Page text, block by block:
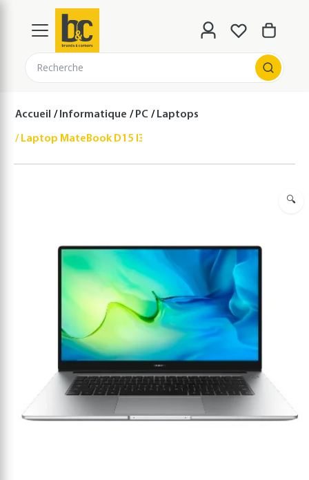
Recherche
Accueil Informatique PC Laptops
Laptop MateBook D15 I3-11TH/8/256/W11
🔍